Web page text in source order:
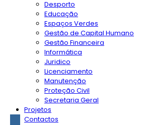
Desporto
Educação
Espaços Verdes
Gestão de Capital Humano
Gestão Financeira
Informática
Juridico
Licenciamento
Manutenção
Proteção Civil
Secretaria Geral
Projetos
Contactos